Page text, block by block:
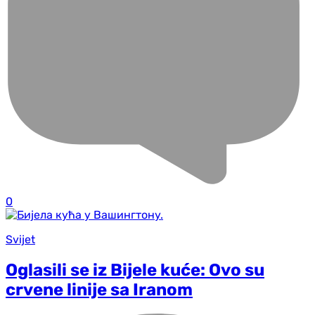
0
Svijet
Oglasili se iz Bijele kuće: Ovo su
crvene linije sa Iranom